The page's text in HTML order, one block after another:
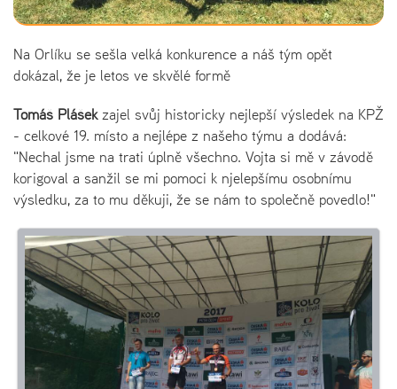
Na Orlíku se sešla velká konkurence a náš tým opět
dokázal, že je letos ve skvělé formě
Tomáš Plášekzajel svůj historicky nejlepší výsledek na KPŽ
- celkové 19. místo a nejlépe z našeho týmu a dodává:
"Nechal jsme na trati úplně všechno. Vojta si mě v závodě
korigoval a sanžil se mi pomoci k njelepšímu osobnímu
výsledku, za to mu děkuji, že se nám to společně povedlo!"